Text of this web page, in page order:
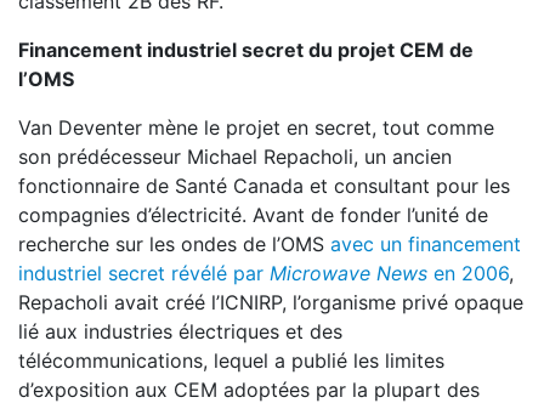
Financement industriel secret du projet CEM de
l’OMS
Van Deventer mène le projet en secret, tout comme
son prédécesseur Michael Repacholi, un ancien
fonctionnaire de Santé Canada et consultant pour les
compagnies d’électricité. Avant de fonder l’unité de
recherche sur les ondes de l’OMS avec un financement
industriel secret révélé par Microwave News en 2006,
Repacholi avait créé l’ICNIRP, l’organisme privé opaque
lié aux industries électriques et des
télécommunications, lequel a publié les limites
d’exposition aux CEM adoptées par la plupart des